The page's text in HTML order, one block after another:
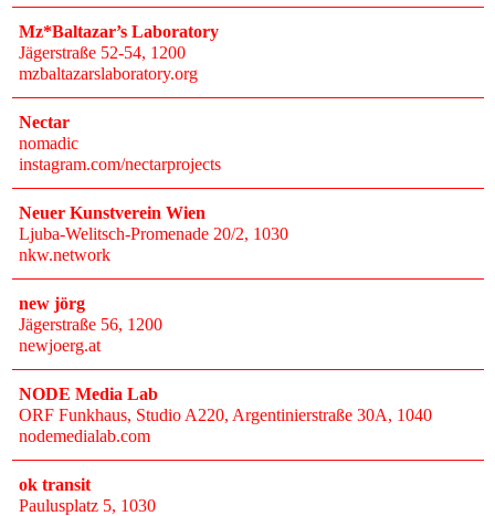
Mz*Baltazar’s Laboratory
Jägerstraße 52-54, 1200
mzbaltazarslaboratory.org
Nectar
nomadic
instagram.com/nectarprojects
Neuer Kunstverein Wien
Ljuba-Welitsch-Promenade 20/2, 1030
nkw.network
new jörg
Jägerstraße 56, 1200
newjoerg.at
NODE Media Lab
ORF Funkhaus, Studio A220, Argentinierstraße 30A, 1040
nodemedialab.com
ok transit
Paulusplatz 5, 1030